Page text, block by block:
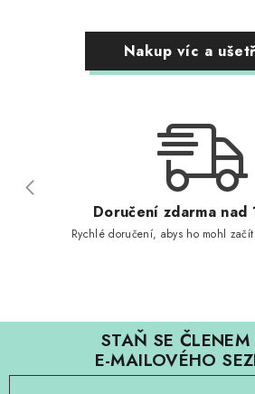
Nakup víc a
Doručení zdarma nad
Rychlé doručení, abys ho mohl
STAŇ SE ČLENEM
E-MAILOVÉHO